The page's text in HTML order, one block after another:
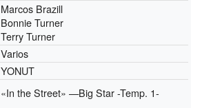
Marcos Brazill
Bonnie Turner
Terry Turner
Varios
YONUT
«In the Street» —Big Star -Temp. 1-